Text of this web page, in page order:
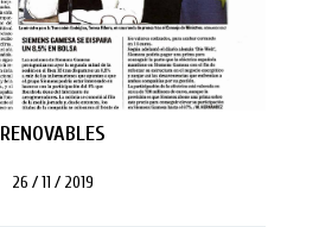
RENOVABLES
26 / 11 / 2019